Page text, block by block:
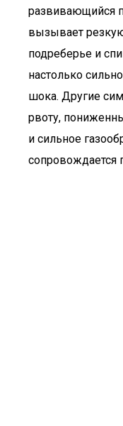
развивающийся
вызывает
подреберье и
настолько
шока. Другие
рвоту,
и сильное